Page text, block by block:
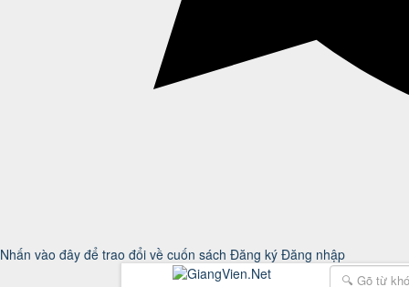
Nhấn vào đây để trao đổi về cuốn sách Đăng ký Đăng nhập
GiangVien.Net - Hệ thống hóa tài liệu &